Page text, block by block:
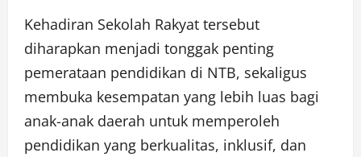
Kehadiran Sekolah Rakyat tersebut
diharapkan menjadi tonggak penting
pemerataan pendidikan di NTB, sekaligus
membuka kesempatan yang lebih luas bagi
anak-anak daerah untuk memperoleh
pendidikan yang berkualitas, inklusif, dan